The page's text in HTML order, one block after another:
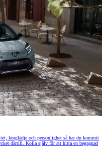
körglädje och personlighet så har du kommit
därtill. Kolla själv för att hitta en begagnad